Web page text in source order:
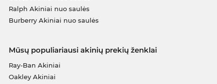
Ralph Akiniai nuo saulės
Burberry Akiniai nuo saulės
Mūsų populiariausi akinių prekių ženklai
Ray-Ban Akiniai
Oakley Akiniai